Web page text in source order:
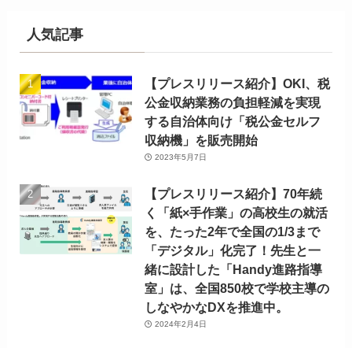
人気記事
【プレスリリース紹介】OKI、税
公金収納業務の負担軽減を実現
する自治体向け「税公金セルフ
収納機」を販売開始
2023年5月7日
【プレスリリース紹介】70年続
く「紙×手作業」の高校生の就活
を、たった2年で全国の1/3まで
「デジタル」化完了！先生と一
緒に設計した「Handy進路指導
室」は、全国850校で学校主導の
しなやかなDXを推進中。
2024年2月4日